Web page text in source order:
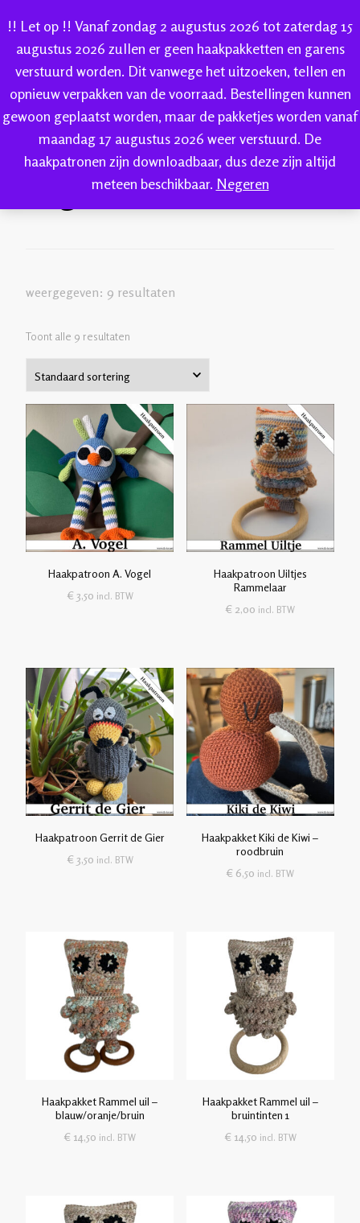
!! Let op !! Vanaf zondag 2 augustus 2026 tot zaterdag 15
augustus 2026 zullen er geen haakpakketten en garens
verstuurd worden. Dit vanwege het uitzoeken, tellen en
opnieuw verpakken van de voorraad. Bestellingen kunnen
gewoon geplaatst worden, maar de pakketjes worden vanaf
maandag 17 augustus 2026 weer verstuurd. De
haakpatronen zijn downloadbaar, dus deze zijn altijd
meteen beschikbaar. Negeren
IK-KE
webshop voor handgeverfde garen 100% katoen en
sokkenwol
IK-KE Welkom bij IK-KE vogels
vogels
weergegeven: 9 resultaten
Toont alle 9 resultaten
Haakpatroon A. Vogel
€ 3,50 incl. BTW
Haakpatroon Uiltjes
Rammelaar
€ 2,00 incl. BTW
Haakpatroon Gerrit de Gier
€ 3,50 incl. BTW
Haakpakket Kiki de Kiwi –
roodbruin
€ 6,50 incl. BTW
Haakpakket Rammel uil –
blauw/oranje/bruin
€ 14,50 incl. BTW
Haakpakket Rammel uil –
bruintinten 1
€ 14,50 incl. BTW